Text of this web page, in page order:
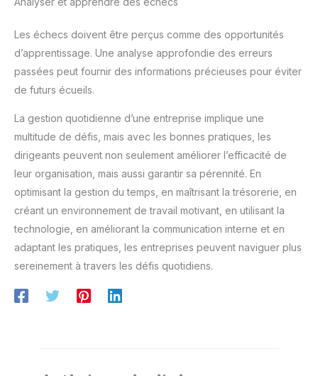
Les échecs doivent être perçus comme des opportunités
d’apprentissage. Une analyse approfondie des erreurs
passées peut fournir des informations précieuses pour éviter
de futurs écueils.
La gestion quotidienne d’une entreprise implique une
multitude de défis, mais avec les bonnes pratiques, les
dirigeants peuvent non seulement améliorer l’efficacité de
leur organisation, mais aussi garantir sa pérennité. En
optimisant la gestion du temps, en maîtrisant la trésorerie, en
créant un environnement de travail motivant, en utilisant la
technologie, en améliorant la communication interne et en
adaptant les pratiques, les entreprises peuvent naviguer plus
sereinement à travers les défis quotidiens.